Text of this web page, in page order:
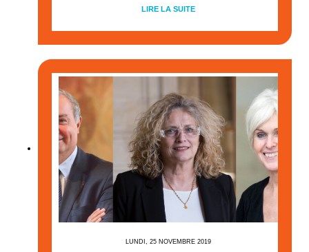
LIRE LA SUITE
LUNDI, 25 NOVEMBRE 2019